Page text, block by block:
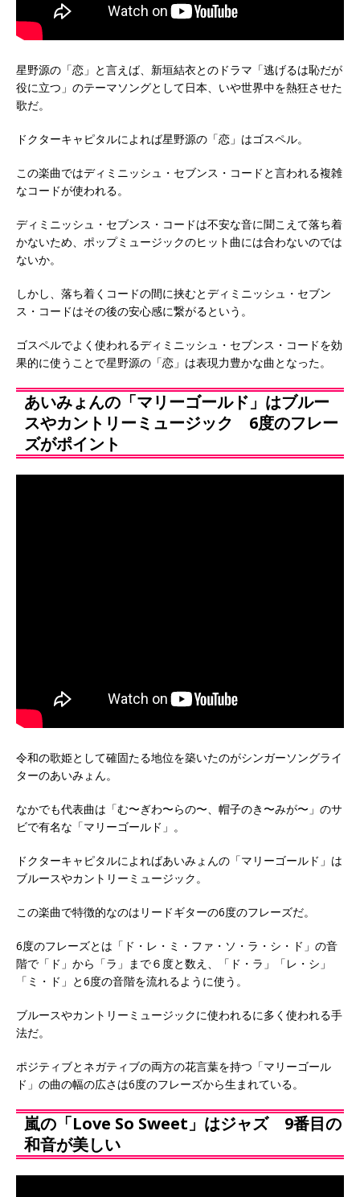
星野源の「恋」と言えば、新垣結衣とのドラマ「逃げるは恥だが
役に立つ」のテーマソングとして日本、いや世界中を熱狂させた
歌だ。
ドクターキャピタルによれば星野源の「恋」はゴスペル。
この楽曲ではディミニッシュ・セブンス・コードと言われる複雑
なコードが使われる。
ディミニッシュ・セブンス・コードは不安な音に聞こえて落ち着
かないため、ポップミュージックのヒット曲には合わないのでは
ないか。
しかし、落ち着くコードの間に挟むとディミニッシュ・セブン
ス・コードはその後の安心感に繋がるという。
ゴスペルでよく使われるディミニッシュ・セブンス・コードを効
果的に使うことで星野源の「恋」は表現力豊かな曲となった。
あいみょんの「マリーゴールド」はブルー
スやカントリーミュージック 6度のフレー
ズがポイント
令和の歌姫として確固たる地位を築いたのがシンガーソングライ
ターのあいみょん。
なかでも代表曲は「む〜ぎわ〜らの〜、帽子のき〜みが〜」のサ
ビで有名な「マリーゴールド」。
ドクターキャピタルによればあいみょんの「マリーゴールド」は
ブルースやカントリーミュージック。
この楽曲で特徴的なのはリードギターの6度のフレーズだ。
6度のフレーズとは「ド・レ・ミ・ファ・ソ・ラ・シ・ド」の音
階で「ド」から「ラ」まで６度と数え、「ド・ラ」「レ・シ」
「ミ・ド」と6度の音階を流れるように使う。
ブルースやカントリーミュージックに使われるに多く使われる手
法だ。
ポジティブとネガティブの両方の花言葉を持つ「マリーゴール
ド」の曲の幅の広さは6度のフレーズから生まれている。
嵐の「Love So Sweet」はジャズ 9番目の
和音が美しい